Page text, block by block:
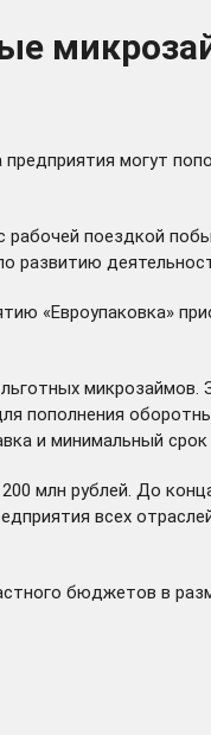
могут
поездкой
развитию
«Евроупаковка»
пополнения
и минимальный срок
млн рублей. До
всех
бюджетов в